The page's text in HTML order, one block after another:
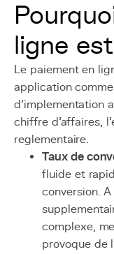
ligne
Le paiement en
application
d'implementation
chiffre d'affaires,
reglementaire.
Taux de
fluide et
conversion.
complexe,
provoque de